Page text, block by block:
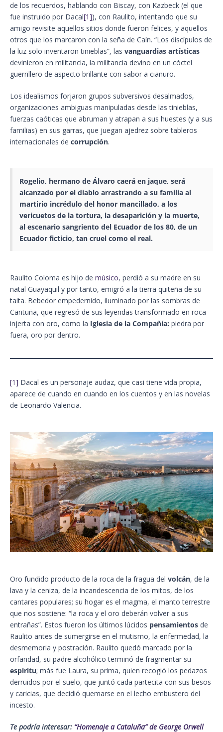
de los recuerdos, hablando con Biscay, con Kazbeck (el que
fue instruido por Dacal[1]), con Raulito, intentando que su
amigo revisite aquellos sitios donde fueron felices, y aquellos
otros que los marcaron con la seña de Caín. “Los discípulos de
la luz solo inventaron tinieblas”, las vanguardias artísticas
devinieron en militancia, la militancia devino en un cóctel
guerrillero de aspecto brillante con sabor a cianuro.
Los idealismos forjaron grupos subversivos desalmados,
organizaciones ambiguas manipuladas desde las tinieblas,
fuerzas caóticas que abruman y atrapan a sus huestes (y a sus
familias) en sus garras, que juegan ajedrez sobre tableros
internacionales de corrupción.
Rogelio, hermano de Álvaro caerá en jaque, será
alcanzado por el diablo arrastrando a su familia al
martirio incrédulo del honor mancillado, a los
vericuetos de la tortura, la desaparición y la muerte,
al escenario sangriento del Ecuador de los 80, de un
Ecuador ficticio, tan cruel como el real.
Raulito Coloma es hijo de músico, perdió a su madre en su
natal Guayaquil y por tanto, emigró a la tierra quiteña de su
taita. Bebedor empedernido, iluminado por las sombras de
Cantuña, que regresó de sus leyendas transformado en roca
injerta con oro, como la Iglesia de la Compañía: piedra por
fuera, oro por dentro.
[1] Dacal es un personaje audaz, que casi tiene vida propia,
aparece de cuando en cuando en los cuentos y en las novelas
de Leonardo Valencia.
Oro fundido producto de la roca de la fragua del volcán, de la
lava y la ceniza, de la incandescencia de los mitos, de los
cantares populares; su hogar es el magma, el manto terrestre
que nos sostiene: “la roca y el oro deberán volver a sus
entrañas”. Estos fueron los últimos lúcidos pensamientos de
Raulito antes de sumergirse en el mutismo, la enfermedad, la
desmemoria y postración. Raulito quedó marcado por la
orfandad, su padre alcohólico terminó de fragmentar su
espíritu; más fue Laura, su prima, quien recogió los pedazos
derruidos por el suelo, que juntó cada partecita con sus besos
y caricias, que decidió quemarse en el lecho embustero del
incesto.
Te podría interesar: “Homenaje a Cataluña” de George Orwell